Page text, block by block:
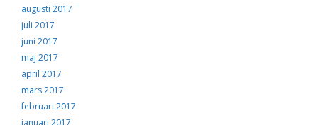
augusti 2017
juli 2017
juni 2017
maj 2017
april 2017
mars 2017
februari 2017